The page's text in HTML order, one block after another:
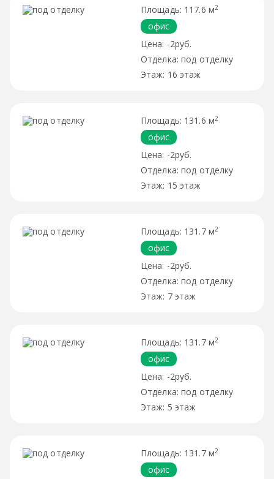
117.6 м2
офис
-2руб.
под отделку
16 этаж
131.6 м2
офис
-2руб.
под отделку
15 этаж
131.7 м2
офис
-2руб.
под отделку
7 этаж
131.7 м2
офис
-2руб.
под отделку
5 этаж
131.7 м2
офис